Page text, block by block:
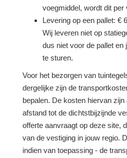
voegmiddel, wordt dit
Levering op een pallet: €
Wij leveren niet op
dus niet voor de pallet en
te sturen.
Voor het bezorgen van
dergelijke zijn de
bepalen. De kosten hiervan
afstand tot de dichtstbijzijnde
offerte aanvraagt op deze site,
van de vestiging in jouw regio.
indien van toepassing - de